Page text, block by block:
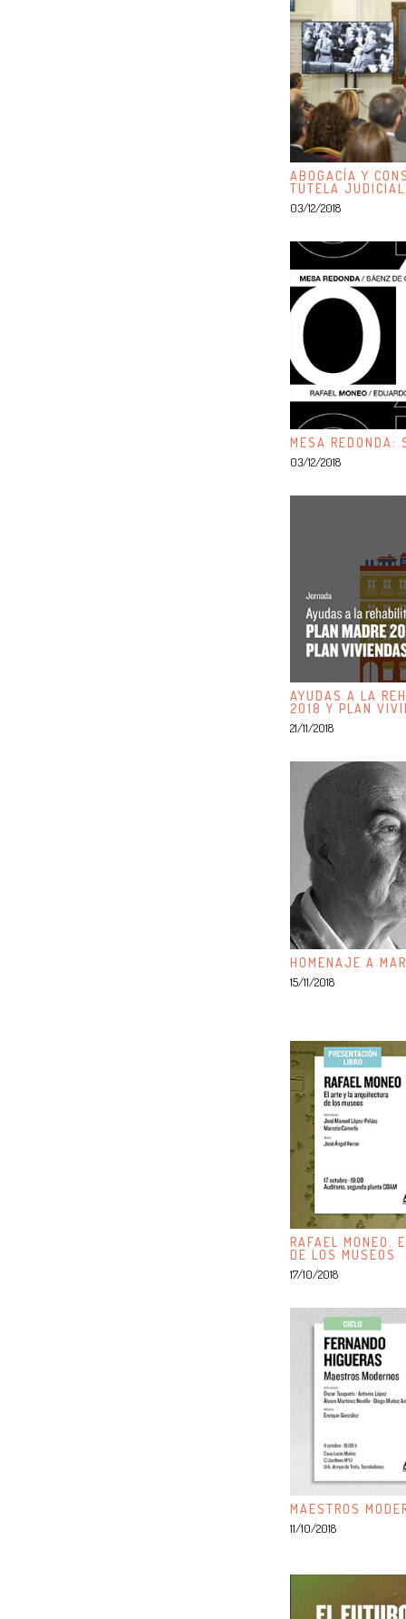
ABOGACÍA Y
TUTELA
03/12/2018
MESA
03/12/2018
AYUDAS A LA
2018 Y PLAN
21/11/2018
HOMENAJE A
15/11/2018
RAFAEL MONEO.
DE LOS MUSEOS
17/10/2018
MAESTROS
11/10/2018